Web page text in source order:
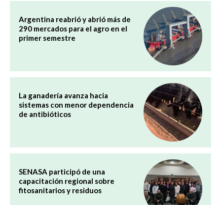
Argentina reabrió y abrió más de
290 mercados para el agro en el
primer semestre
La ganadería avanza hacia
sistemas con menor dependencia
de antibióticos
SENASA participó de una
capacitación regional sobre
fitosanitarios y residuos